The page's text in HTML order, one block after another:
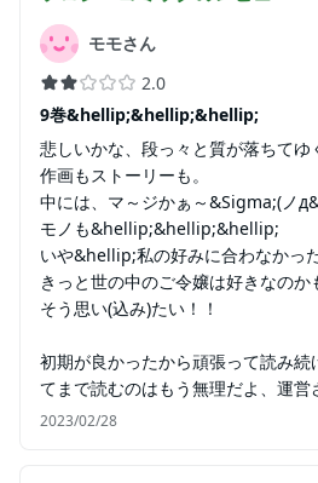
モモさん
2.0
9巻&hellip;&hellip;&hellip;
悲しいかな、段っ々と質が落ちて
作画もストーリーも。
中には、マ～ジかぁ～&Sigma;(ノ
モノも&hellip;&hellip;&hellip;
いや&hellip;私の好みに合わなかっ
きっと世の中のご令嬢は好きなのか
そう思い(込み)たい！！
初期が良かったから頑張って読み続
てまで読むのはもう無理だよ、運営
2023/02/28